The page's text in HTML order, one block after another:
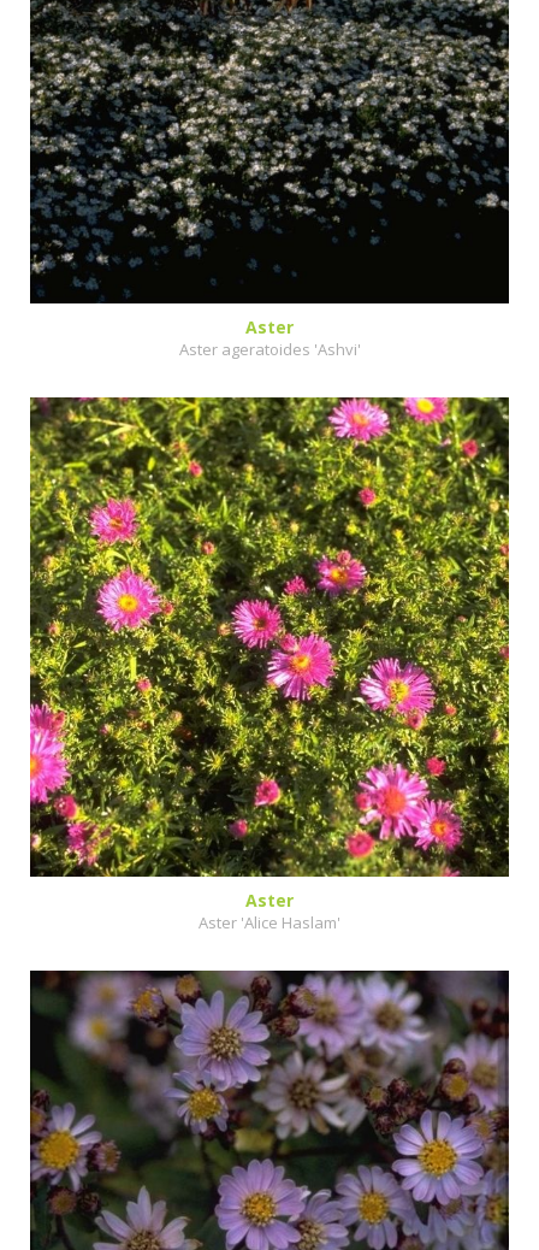
Aster
Aster ageratoides 'Ashvi'
Aster
Aster 'Alice Haslam'